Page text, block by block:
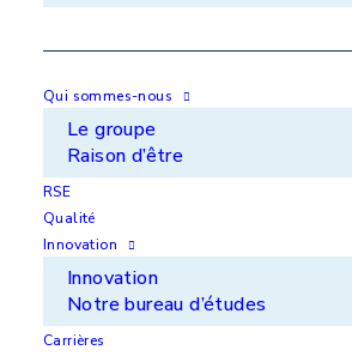
Qui sommes-nous
Le groupe
Raison d’être
RSE
Qualité
Innovation
Innovation
Notre bureau d’études
Carrières
Pièces pour véhicules
APS Ile de France - ZI de